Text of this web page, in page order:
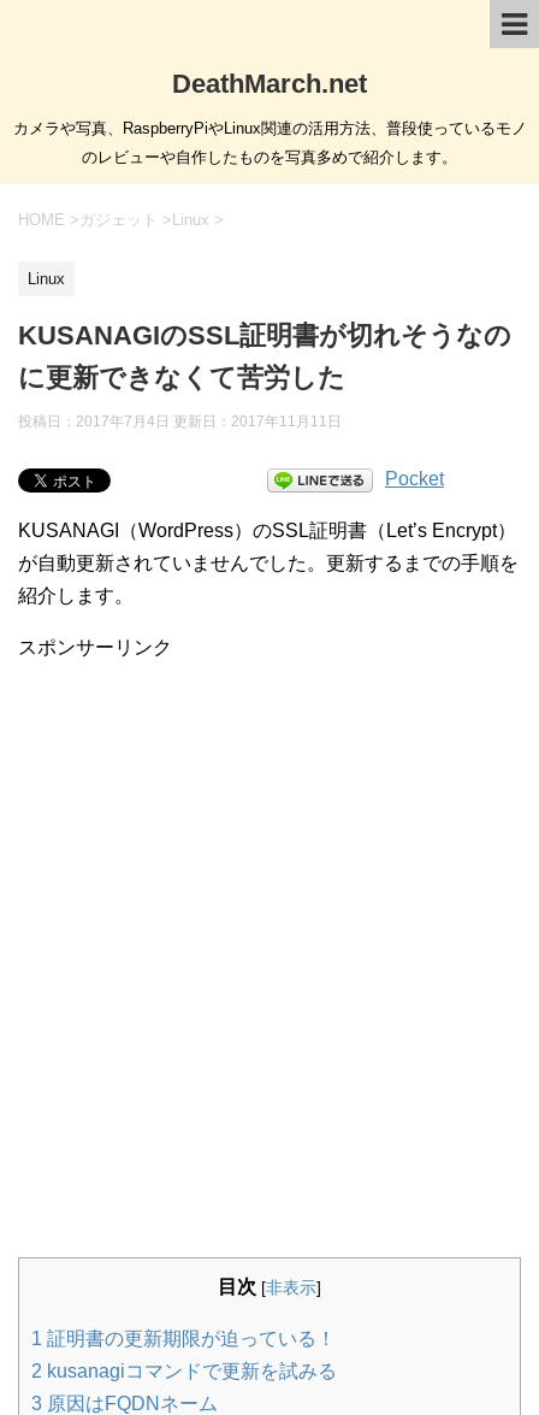
DeathMarch.net
カメラや写真、RaspberryPiやLinux関連の活用方法、普段使っているモノ
のレビューや自作したものを写真多めで紹介します。
HOME > ガジェット > Linux >
Linux
KUSANAGIのSSL証明書が切れそうなの
に更新できなくて苦労した
投稿日：2017年7月4日 更新日： 2017年11月11日
Pocket
KUSANAGI（WordPress）のSSL証明書（Let’s Encrypt）
が自動更新されていませんでした。更新するまでの手順を
紹介します。
スポンサーリンク
目次 [非表示]
1 証明書の更新期限が迫っている！
2 kusanagiコマンドで更新を試みる
3 原因はFQDNネーム